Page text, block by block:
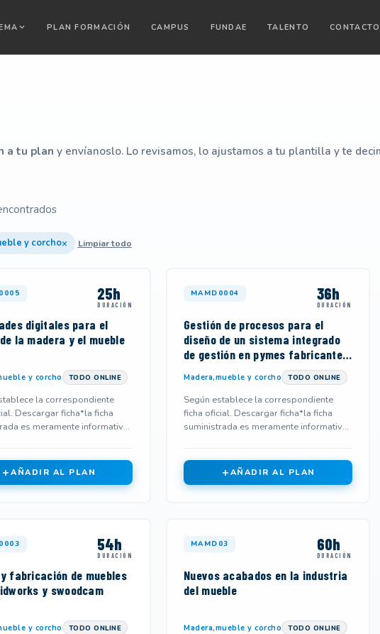
PLAN FORMACIÓN CAMPUS FUNDAE TALENTO CONTACTO
a tu plan y envíanoslo. Lo revisamos, lo ajustamos a tu plantilla y te
y corcho× Limpiar todo
25h
DURACIÓN
digitales para el
la madera y el mueble
y corcho TODO ONLINE
la correspondiente
Descargar ficha*la ficha
es meramente informativa
AÑADIR AL PLAN
MAMD0004 36h
DURACIÓN
Gestión de procesos para el
diseño de un sistema integrado
de gestión en pymes fabricantes
Madera,mueble y corcho TODO ONLINE
Según establece la correspondiente
ficha oficial. Descargar ficha*la ficha
suministrada es meramente informativa
AÑADIR AL PLAN
54h
DURACIÓN
fabricación de muebles
y swoodcam
y corcho TODO ONLINE
MAMD03 60h
DURACIÓN
Nuevos acabados en la industria
del mueble
Madera,mueble y corcho TODO ONLINE